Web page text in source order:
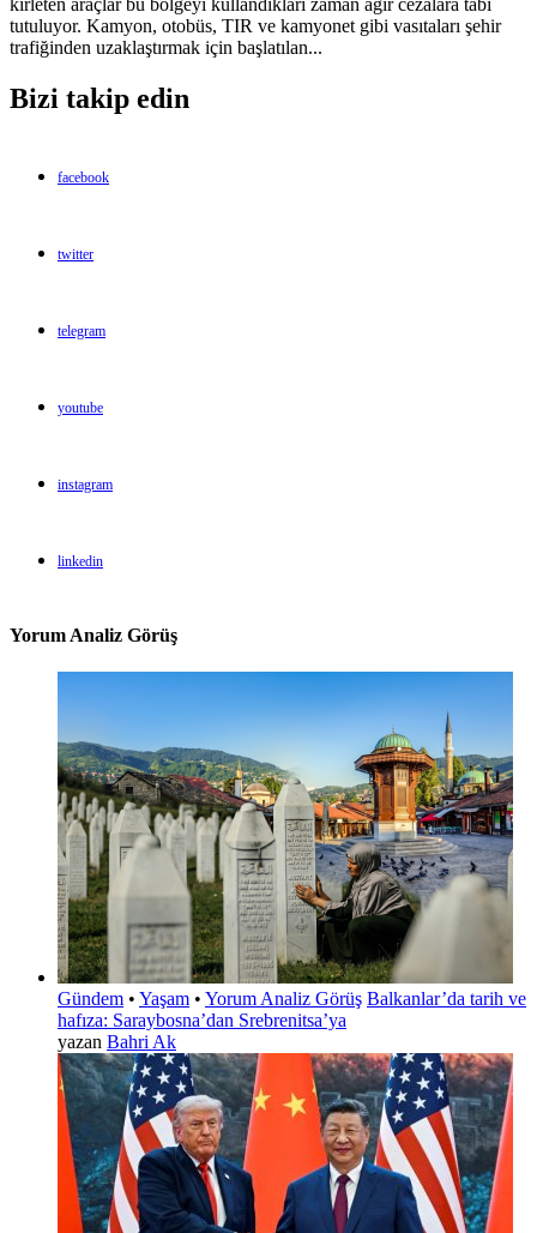
kirleten araçlar bu bölgeyi kullandıkları zaman ağır cezalara tâbi
tutuluyor. Kamyon, otobüs, TIR ve kamyonet gibi vasıtaları şehir
trafiğinden uzaklaştırmak için başlatılan...
Bizi takip edin
facebook
twitter
telegram
youtube
instagram
linkedin
Yorum Analiz Görüş
Gündem • Yaşam • Yorum Analiz Görüş Balkanlar’da tarih ve
hafıza: Saraybosna’dan Srebrenitsa’ya
yazan Bahri Ak